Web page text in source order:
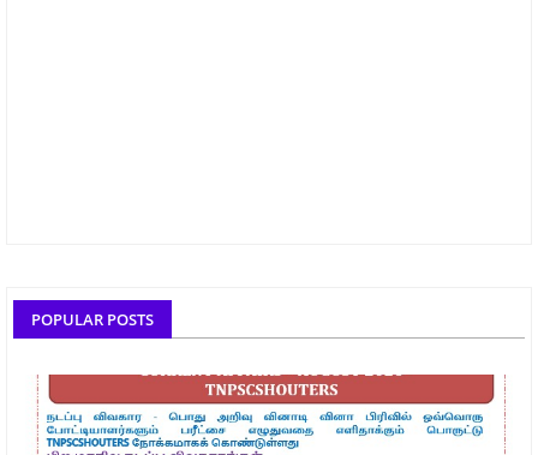
POPULAR POSTS